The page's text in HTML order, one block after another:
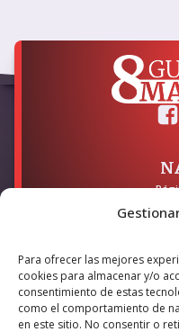
Para ofrecer las mejores
cookies para almacenar y/o
consentimiento de estas
como el comportamiento de
en este sitio. No consentir o